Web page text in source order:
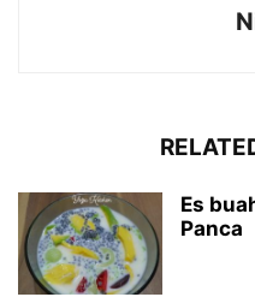
Es
Panca